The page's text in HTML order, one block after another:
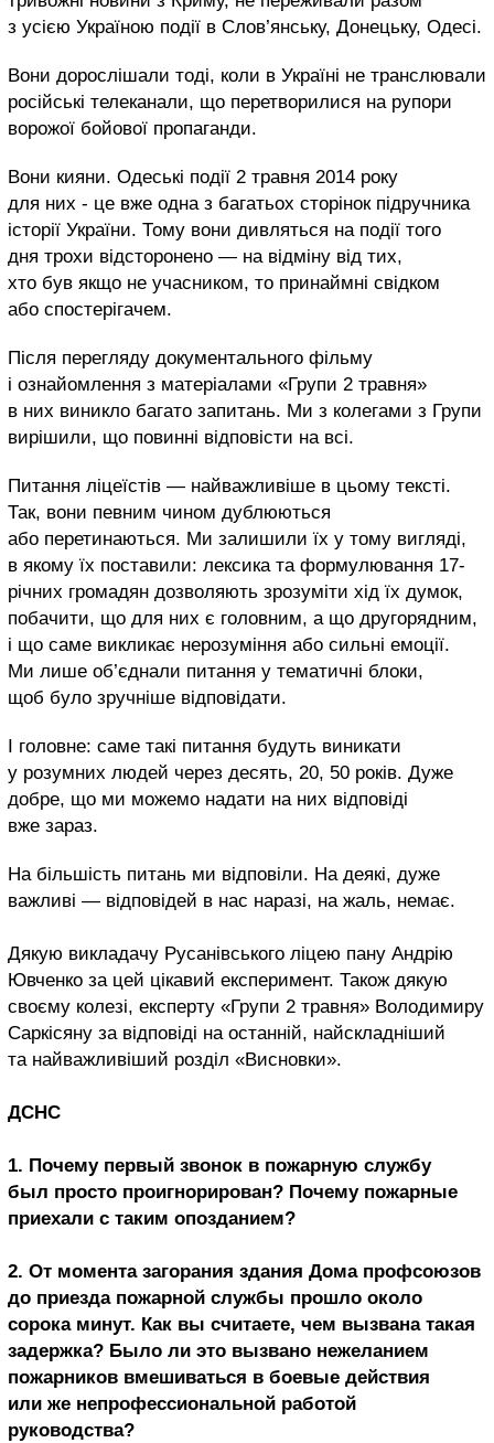
з усією Україною події в Слов’янську, Донецьку, Одесі.
Вони дорослішали тоді, коли в Україні не транслювали
російські телеканали, що перетворилися на рупори
ворожої бойової пропаганди.
Вони кияни. Одеські події 2 травня 2014 року
для них - це вже одна з багатьох сторінок підручника
історії України. Тому вони дивляться на події того
дня трохи відсторонено — на відміну від тих,
хто був якщо не учасником, то принаймні свідком
або спостерігачем.
Після перегляду документального фільму
і ознайомлення з матеріалами «Групи 2 травня»
в них виникло багато запитань. Ми з колегами з Групи
вирішили, що повинні відповісти на всі.
Питання ліцеїстів — найважливіше в цьому тексті.
Так, вони певним чином дублюються
або перетинаються. Ми залишили їх у тому вигляді,
в якому їх поставили: лексика та формулювання 17-
річних громадян дозволяють зрозуміти хід їх думок,
побачити, що для них є головним, а що другорядним,
і що саме викликає нерозуміння або сильні емоції.
Ми лише об’єднали питання у тематичні блоки,
щоб було зручніше відповідати.
І головне: саме такі питання будуть виникати
у розумних людей через десять, 20, 50 років. Дуже
добре, що ми можемо надати на них відповіді
вже зараз.
На більшість питань ми відповіли. На деякі, дуже
важливі — відповідей в нас наразі, на жаль, немає.
Дякую викладачу Русанівського ліцею пану Андрію
Ювченко за цей цікавий експеримент. Також дякую
своєму колезі, експерту «Групи 2 травня» Володимиру
Саркісяну за відповіді на останній, найскладніший
та найважливіший розділ «Висновки».
ДСНС
1. Почему первый звонок в пожарную службу
был просто проигнорирован? Почему пожарные
приехали с таким опозданием?
2. От момента загорания здания Дома профсоюзов
до приезда пожарной службы прошло около
сорока минут. Как вы считаете, чем вызвана такая
задержка? Было ли это вызвано нежеланием
пожарников вмешиваться в боевые действия
или же непрофессиональной работой
руководства?